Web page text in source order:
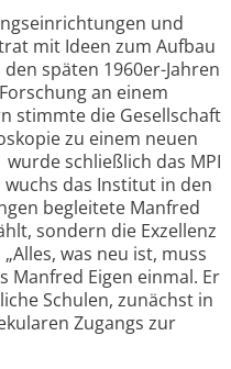
und
mit Ideen zum Aufbau
späten 1960er-Jahren
an einem
stimmte die Gesellschaft
zu einem neuen
schließlich das MPI
das Institut in den
begleitete Manfred
sondern die Exzellenz
was neu ist, muss
Manfred Eigen einmal. Er
Schulen, zunächst in
Zugangs zur